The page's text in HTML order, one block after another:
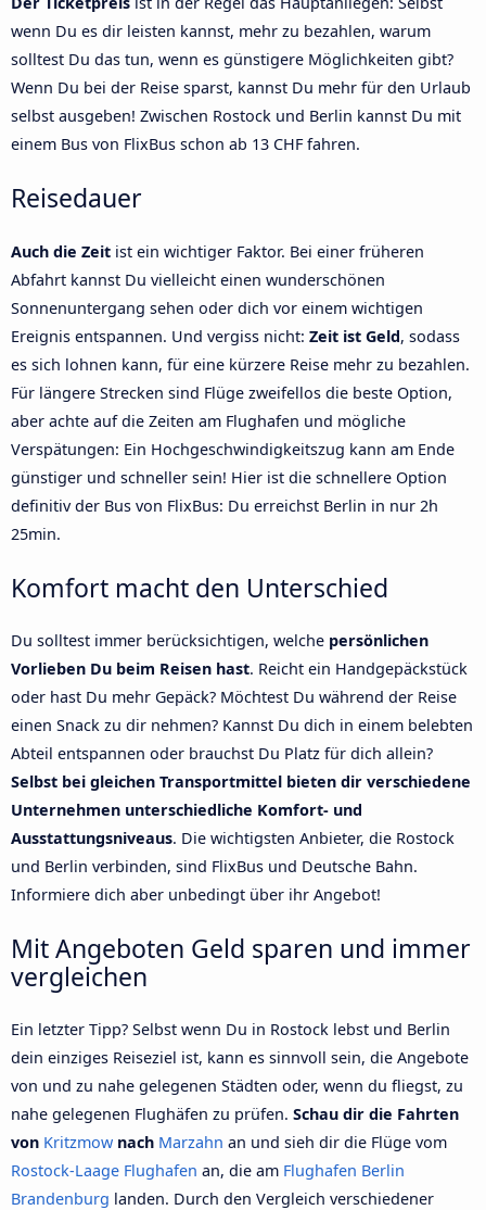
wenn Du es dir leisten kannst, mehr zu bezahlen, warum
solltest Du das tun, wenn es günstigere Möglichkeiten gibt?
Wenn Du bei der Reise sparst, kannst Du mehr für den Urlaub
selbst ausgeben! Zwischen Rostock und Berlin kannst Du mit
einem Bus von FlixBus schon ab 13 CHF fahren.
Reisedauer
Auch die Zeit ist ein wichtiger Faktor. Bei einer früheren
Abfahrt kannst Du vielleicht einen wunderschönen
Sonnenuntergang sehen oder dich vor einem wichtigen
Ereignis entspannen. Und vergiss nicht: Zeit ist Geld, sodass
es sich lohnen kann, für eine kürzere Reise mehr zu bezahlen.
Für längere Strecken sind Flüge zweifellos die beste Option,
aber achte auf die Zeiten am Flughafen und mögliche
Verspätungen: Ein Hochgeschwindigkeitszug kann am Ende
günstiger und schneller sein! Hier ist die schnellere Option
definitiv der Bus von FlixBus: Du erreichst Berlin in nur 2h
25min.
Komfort macht den Unterschied
Du solltest immer berücksichtigen, welche persönlichen
Vorlieben Du beim Reisen hast. Reicht ein Handgepäckstück
oder hast Du mehr Gepäck? Möchtest Du während der Reise
einen Snack zu dir nehmen? Kannst Du dich in einem belebten
Abteil entspannen oder brauchst Du Platz für dich allein?
Selbst bei gleichen Transportmittel bieten dir verschiedene
Unternehmen unterschiedliche Komfort- und
Ausstattungsniveaus. Die wichtigsten Anbieter, die Rostock
und Berlin verbinden, sind FlixBus und Deutsche Bahn.
Informiere dich aber unbedingt über ihr Angebot!
Mit Angeboten Geld sparen und immer
vergleichen
Ein letzter Tipp? Selbst wenn Du in Rostock lebst und Berlin
dein einziges Reiseziel ist, kann es sinnvoll sein, die Angebote
von und zu nahe gelegenen Städten oder, wenn du fliegst, zu
nahe gelegenen Flughäfen zu prüfen. Schau dir die Fahrten
von Kritzmow nach Marzahn an und sieh dir die Flüge vom
Rostock-Laage Flughafen an, die am Flughafen Berlin
Brandenburg landen. Durch den Vergleich verschiedener